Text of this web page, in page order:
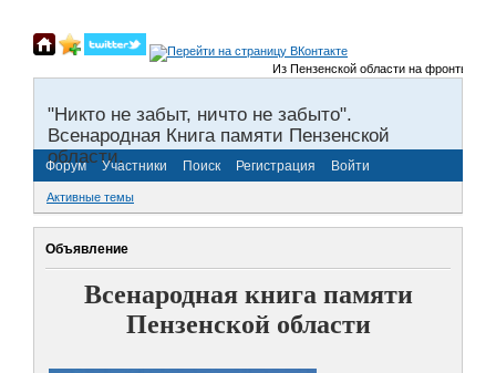
Из Пензенской области на фронты
"Никто не забыт, ничто не забыто".
Всенародная Книга памяти Пензенской
области.
Форум Участники Поиск Регистрация Войти
Активные темы
Объявление
Всенародная книга памяти
Пензенской области